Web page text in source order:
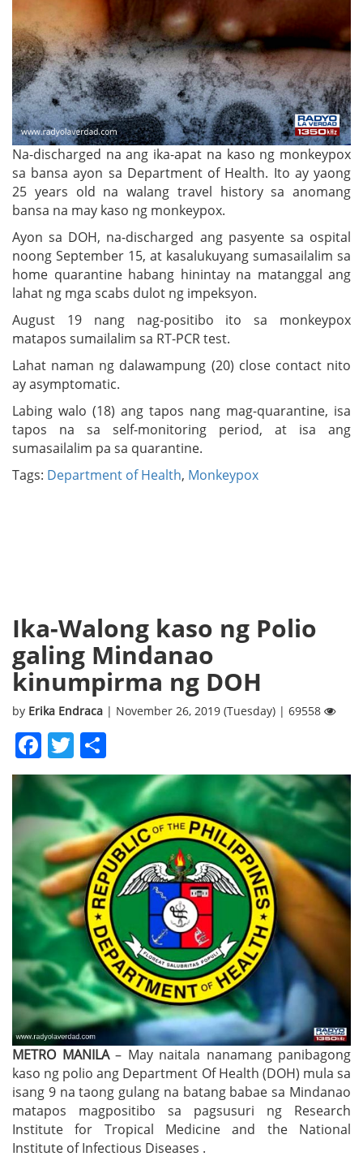
Na-discharged na ang ika-apat na kaso ng monkeypox
sa bansa ayon sa Department of Health. Ito ay yaong
25 years old na walang travel history sa anomang
bansa na may kaso ng monkeypox.
Ayon sa DOH, na-discharged ang pasyente sa ospital
noong September 15, at kasalukuyang sumasailalim sa
home quarantine habang hinintay na matanggal ang
lahat ng mga scabs dulot ng impeksyon.
August 19 nang nag-positibo ito sa monkeypox
matapos sumailalim sa RT-PCR test.
Lahat naman ng dalawampung (20) close contact nito
ay asymptomatic.
Labing walo (18) ang tapos nang mag-quarantine, isa
tapos na sa self-monitoring period, at isa ang
sumasailalim pa sa quarantine.
Tags: Department of Health, Monkeypox
Ika-Walong kaso ng Polio
galing Mindanao
kinumpirma ng DOH
by Erika Endraca | November 26, 2019 (Tuesday) | 69558
Facebook
Twitter
METRO MANILA – May naitala nanamang panibagong
kaso ng polio ang Department Of Health (DOH) mula sa
isang 9 na taong gulang na batang babae sa Mindanao
matapos magpositibo sa pagsusuri ng Research
Institute for Tropical Medicine and the National
Institute of Infectious Diseases .